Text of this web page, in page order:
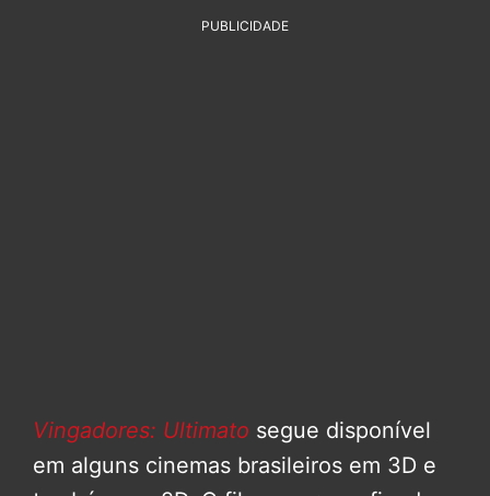
PUBLICIDADE
Vingadores: Ultimato segue disponível
em alguns cinemas brasileiros em 3D e